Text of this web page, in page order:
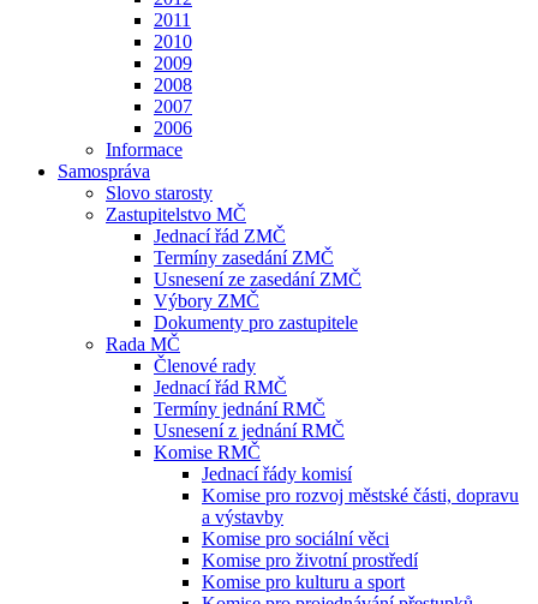
2011
2010
2009
2008
2007
2006
Informace
Samospráva
Slovo starosty
Zastupitelstvo MČ
Jednací řád ZMČ
Termíny zasedání ZMČ
Usnesení ze zasedání ZMČ
Výbory ZMČ
Dokumenty pro zastupitele
Rada MČ
Členové rady
Jednací řád RMČ
Termíny jednání RMČ
Usnesení z jednání RMČ
Komise RMČ
Jednací řády komisí
Komise pro rozvoj městské části, dopravu
a výstavby
Komise pro sociální věci
Komise pro životní prostředí
Komise pro kulturu a sport